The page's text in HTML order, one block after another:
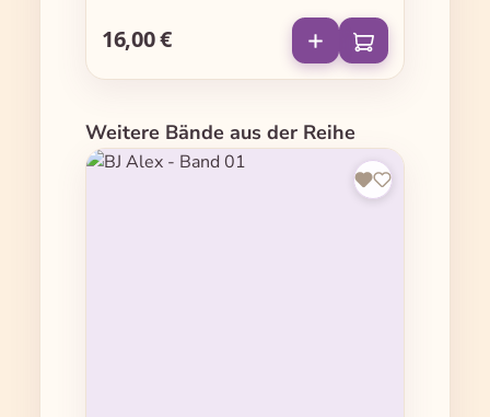
Regulärer Preis:
16,00 €
Produktgalerie überspringen
Weitere Bände aus der Reihe